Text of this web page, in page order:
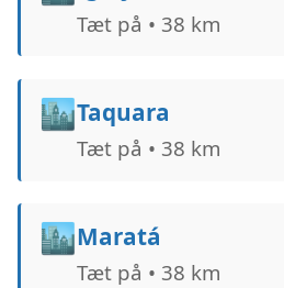
Tæt på • 38 km
🏙️Taquara
Tæt på • 38 km
🏙️Maratá
Tæt på • 38 km